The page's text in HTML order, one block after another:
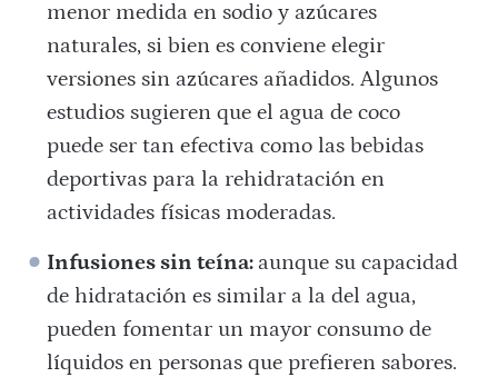
menor medida en sodio y azúcares
naturales, si bien es conviene elegir
versiones sin azúcares añadidos. Algunos
estudios sugieren que el agua de coco
puede ser tan efectiva como las bebidas
deportivas para la rehidratación en
actividades físicas moderadas.
Infusiones sin teína: aunque su capacidad
de hidratación es similar a la del agua,
pueden fomentar un mayor consumo de
líquidos en personas que prefieren sabores.